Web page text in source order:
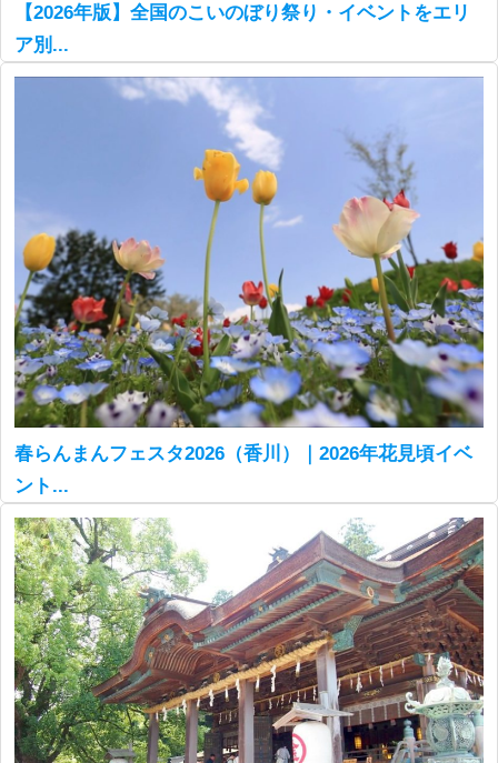
【2026年版】全国のこいのぼり祭り・イベントをエリ
ア別...
春らんまんフェスタ2026（香川）｜2026年花見頃イベ
ント...